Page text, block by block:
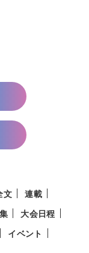
文
連載
大会日程
イベント